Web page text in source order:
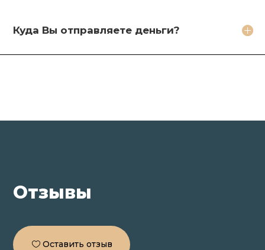
Куда Вы отправляете деньги?
Какое фото необходимо сделать?
Какие бонусы я получу?
Отзывы
Оставить отзыв